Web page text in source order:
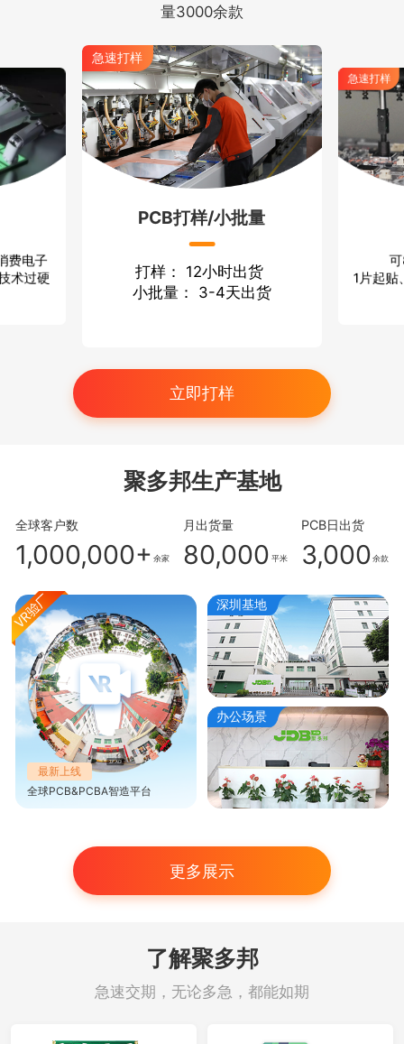
量3000余款
费电子
术过硬
急速打样
PCB打样/小批量
打样： 12小时出货
小批量： 3-4天出货
急速打样
1片起贴
立即打样
聚多邦生产基地
全球客户数
1,000,000+ 余家
月出货量
80,000 平米
PCB日出货
3,000 余款
最新上线
全球PCB&PCBA智造平台
深圳基地
办公场景
更多展示
了解聚多邦
急速交期，无论多急，都能如期